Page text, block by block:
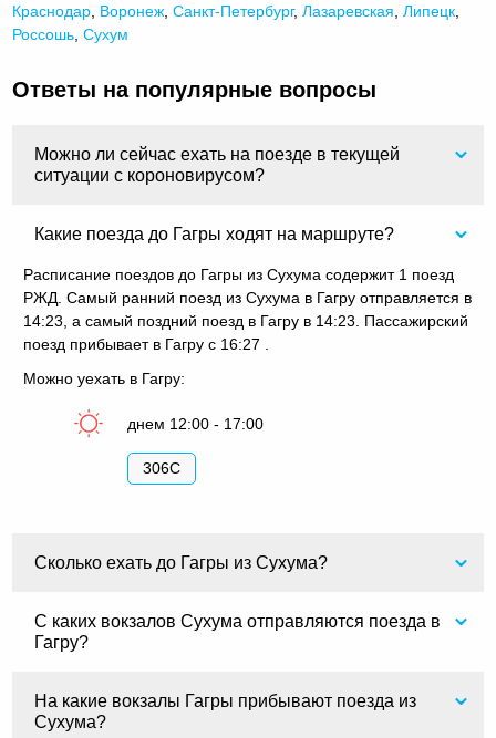
Краснодар Воронеж ,Санкт-Петербург,Лазаревская ,Липецк
Россошь ,Сухум
Ответы на популярные вопросы
Можно ли сейчас ехать на поезде в текущей
ситуации с короновирусом?
Какие поезда до Гагры ходят на маршруте?
Расписание поездов до Гагры из Сухума содержит 1 поезд
РЖД. Самый ранний поезд из Сухума в Гагру отправляется в
14:23, а самый поздний поезд в Гагру в 14:23. Пассажирский
поезд прибывает в Гагру с 16:27 .
Можно уехать в Гагру:
днем 12:00 - 17:00
306С
Сколько ехать до Гагры из Сухума?
С каких вокзалов Сухума отправляются поезда в
Гагру?
На какие вокзалы Гагры прибывают поезда из
Сухума?